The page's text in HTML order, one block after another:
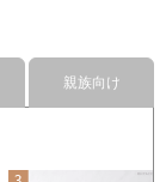
親族向け